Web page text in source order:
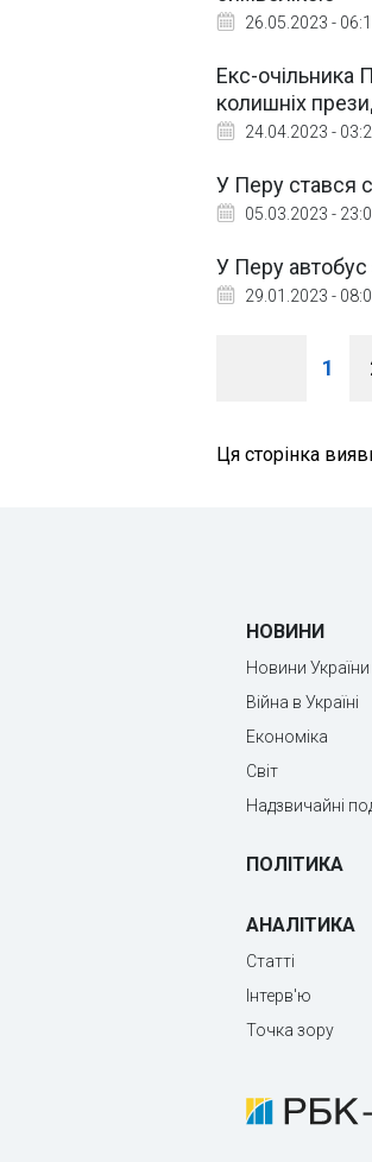
26.05.2023 -
Екс-очільника
колишніх
24.04.2023 -
У Перу стався
05.03.2023 -
У Перу автобус
29.01.2023 -
1
Ця сторінка
НОВИНИ
Новини України
Війна в Україні
Економіка
Світ
Надзвичайні
ПОЛІТИКА
АНАЛІТИКА
Статті
Інтерв'ю
Точка зору